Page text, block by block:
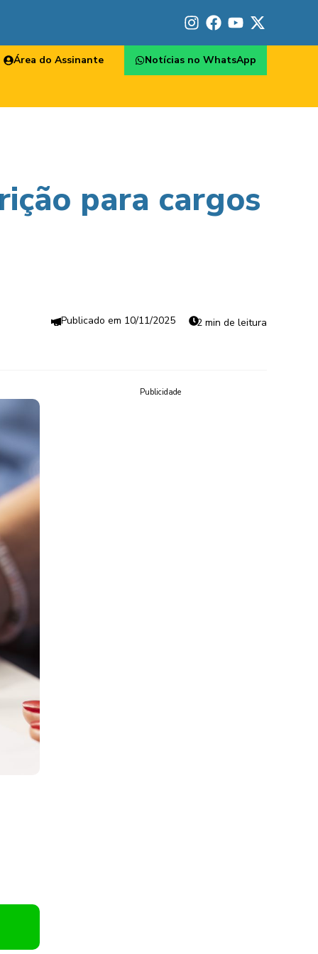
Área do Assinante Notícias no WhatsApp
para cargos
10/11/2025 2 min de leitura
Publicidade